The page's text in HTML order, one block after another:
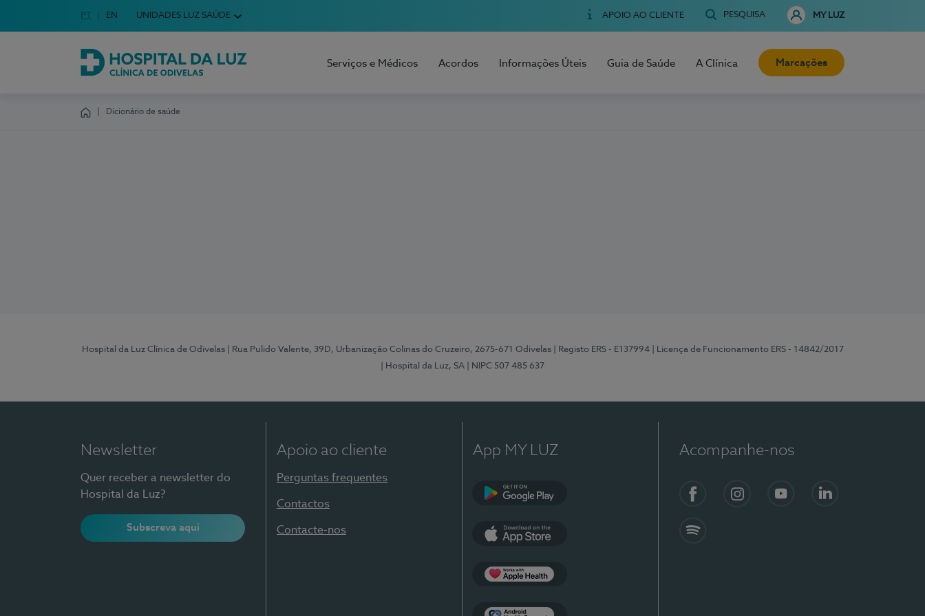
Escolha o seu idioma
Idioma em Português
PT English Language
EN UNIDADES LUZ SAÚDE APOIO AO CLIENTE PESQUISA MY LUZ
Hospital da Luz Clínica de Odivelas
Serviços e Médicos Acordos Informações Úteis Guia de Saúde A Clínica Marcações
Dicionário de saúde
Hospital da Luz Clínica de Odivelas | Rua Pulido Valente, 39D, Urbanização Colinas do Cruzeiro, 2675-671 Odivelas | Registo ERS - E137994
| Licença de Funcionamento ERS - 14842/2017
| Hospital da Luz, SA
| NIPC 507 485 637
Newsletter
Quer receber a newsletter do
Hospital da Luz?
Subscreva aqui
Apoio ao cliente
Perguntas frequentes
Contactos
Contacte-nos
App MY LUZ Acompanhe-nos